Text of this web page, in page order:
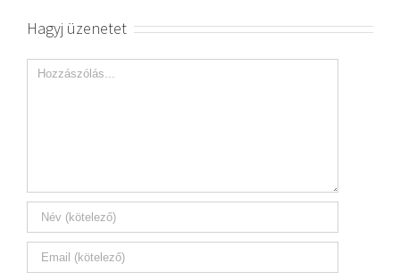
Hagyj üzenetet